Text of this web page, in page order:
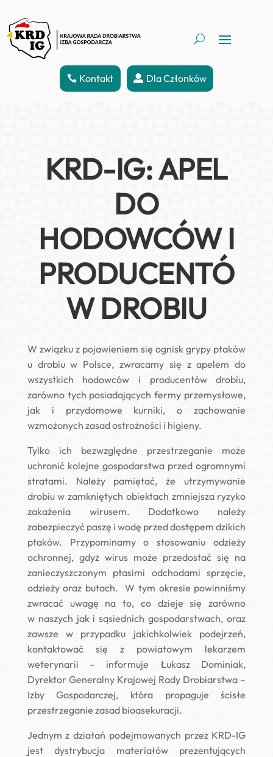
Kontakt Dla Członków
KRD-IG: APEL
DO
HODOWCÓW I
PRODUCENTÓ
W DROBIU
W związku z pojawieniem się ognisk grypy ptaków
u drobiu w Polsce, zwracamy się z apelem do
wszystkich hodowców i producentów drobiu,
zarówno tych posiadających fermy przemysłowe,
jak i przydomowe kurniki, o zachowanie
wzmożonych zasad ostrożności i higieny.
Tylko ich bezwzględne przestrzeganie może
uchronić kolejne gospodarstwa przed ogromnymi
stratami. Należy pamiętać, że utrzymywanie
drobiu w zamkniętych obiektach zmniejsza ryzyko
zakażenia wirusem. Dodatkowo należy
zabezpieczyć paszę i wodę przed dostępem dzikich
ptaków. Przypominamy o stosowaniu odzieży
ochronnej, gdyż wirus może przedostać się na
zanieczyszczonym ptasimi odchodami sprzęcie,
odzieży oraz butach. W tym okresie powinniśmy
zwracać uwagę na to, co dzieje się zarówno
w naszych jak i sąsiednich gospodarstwach, oraz
zawsze w przypadku jakichkolwiek podejrzeń,
kontaktować się z powiatowym lekarzem
weterynarii – informuje Łukasz Dominiak,
Dyrektor Generalny Krajowej Rady Drobiarstwa –
Izby Gospodarczej, która propaguje ścisłe
przestrzeganie zasad bioasekuracji.
Jednym z działań podejmowanych przez KRD-IG
jest dystrybucja materiałów prezentujących